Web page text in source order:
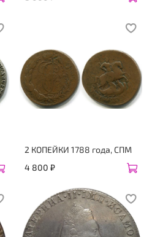
2 КОПЕЙКИ 1788 года, СПМ
4 800 ₽